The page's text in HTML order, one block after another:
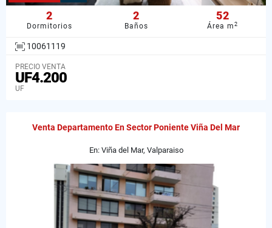
2
Dormitorios
2
Baños
52
Área m2
10061119
PRECIO VENTA
UF4.200
UF
Venta Departamento En Sector Poniente Viña Del Mar
En: Viña del Mar, Valparaiso